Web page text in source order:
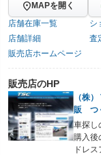
MAPを開く
店舗在庫一覧
シ
店舗詳細
査
販売店ホームページ
販売店のHP
（株
販 つ
車探し
購入後
ドレ